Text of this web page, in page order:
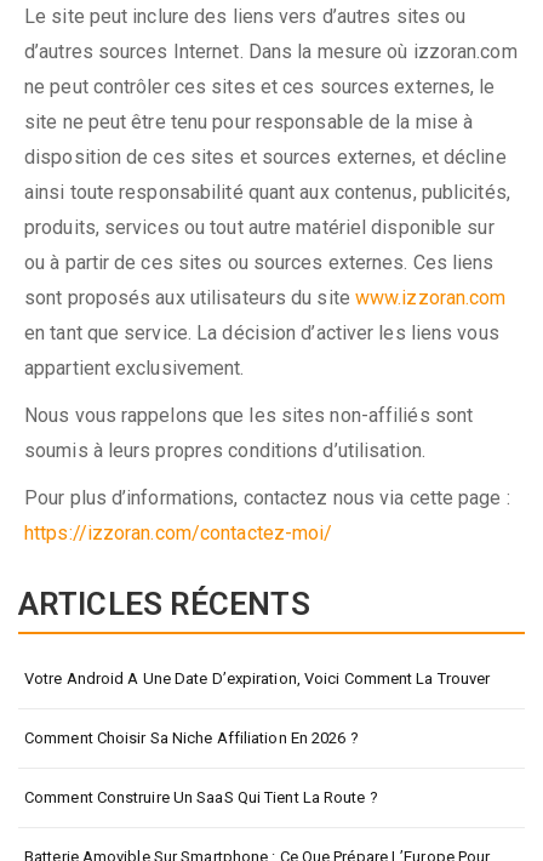
Le site peut inclure des liens vers d’autres sites ou
d’autres sources Internet. Dans la mesure où izzoran.com
ne peut contrôler ces sites et ces sources externes, le
site ne peut être tenu pour responsable de la mise à
disposition de ces sites et sources externes, et décline
ainsi toute responsabilité quant aux contenus, publicités,
produits, services ou tout autre matériel disponible sur
ou à partir de ces sites ou sources externes. Ces liens
sont proposés aux utilisateurs du site www.izzoran.com
en tant que service. La décision d’activer les liens vous
appartient exclusivement.
Nous vous rappelons que les sites non-affiliés sont
soumis à leurs propres conditions d’utilisation.
Pour plus d’informations, contactez nous via cette page :
https://izzoran.com/contactez-moi/
ARTICLES RÉCENTS
Votre Android A Une Date D’expiration, Voici Comment La Trouver
Comment Choisir Sa Niche Affiliation En 2026 ?
Comment Construire Un SaaS Qui Tient La Route ?
Batterie Amovible Sur Smartphone : Ce Que Prépare L’Europe Pour